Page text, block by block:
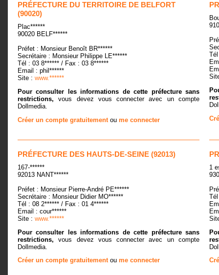
PRÉFECTURE DU TERRITOIRE DE BELFORT
(90020)
Plac******
90020 BELF******
Préfet : Monsieur Benoît BR******
Secrétaire : Monsieur Philippe LE******
Tél : 03 8****** / Fax : 03 8******
Email : phil******
Site : www.******
Pour consulter les informations de cette préfecture sans
restrictions, vous devez vous connecter avec un compte
Dollmedia.
Créer un compte gratuitementou me connecter
PRÉFECTURE DES HAUTS-DE-SEINE (92013)
167-******
92013 NANT******
Préfet : Monsieur Pierre-André PE******
Secrétaire : Monsieur Didier MO******
Tél : 08 2****** / Fax : 01 4******
Email : cour******
Site : www.******
Pour consulter les informations de cette préfecture sans
restrictions, vous devez vous connecter avec un compte
Dollmedia.
Créer un compte gratuitementou me connecter
1